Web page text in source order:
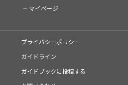
マイページ
プライバシーポリシー
ガイドライン
ガイドブックに投稿する